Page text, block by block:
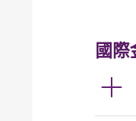
國際